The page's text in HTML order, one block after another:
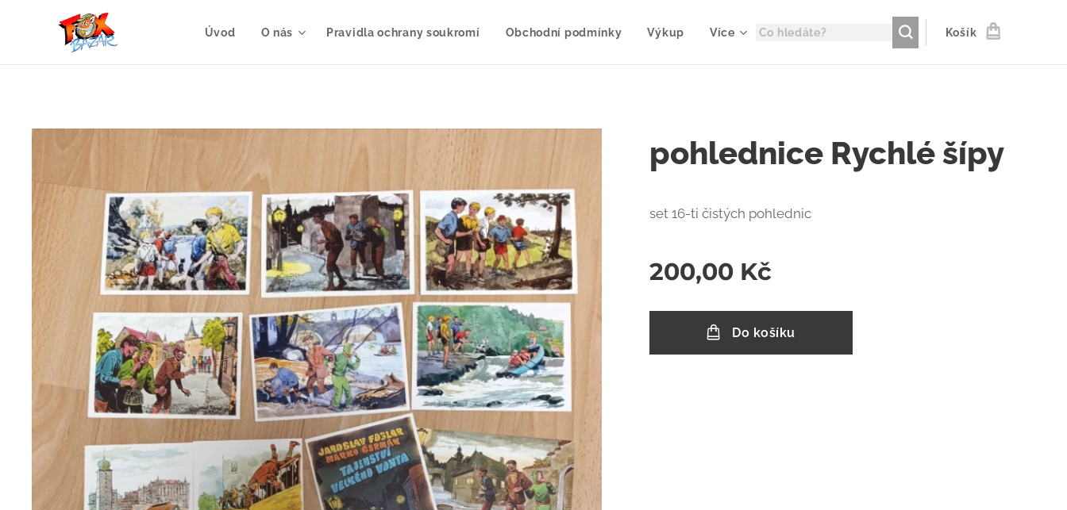
Úvod O nás Pravidla ochrany soukromí Obchodní podmínky Výkup Více Košík
pohlednice Rychlé šípy
set 16-ti čistých pohlednic
200,00 Kč
Do košíku